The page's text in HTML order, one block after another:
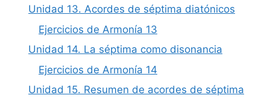
Unidad 13. Acordes de séptima diatónicos
Ejercicios de Armonía 13
Unidad 14. La séptima como disonancia
Ejercicios de Armonía 14
Unidad 15. Resumen de acordes de séptima